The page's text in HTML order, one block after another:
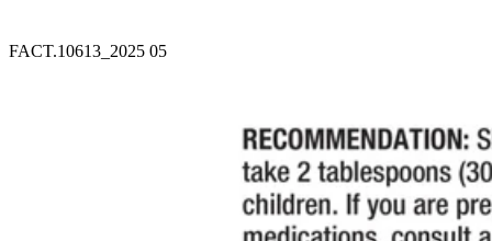
FACT.10613_2025 05